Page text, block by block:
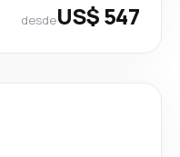
desdeUS$ 547